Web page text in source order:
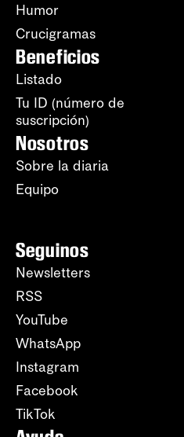
Humor
Crucigramas
Beneficios
Listado
Tu ID (número de
suscripción)
Nosotros
Sobre la diaria
Equipo
Seguinos
Newsletters
RSS
YouTube
WhatsApp
Instagram
Facebook
TikTok